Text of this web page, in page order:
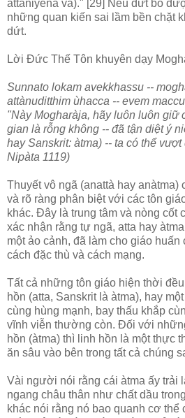
attaniyena và)." [29] Nếu dứt bỏ
những quan kiến sai lầm bền chặt
dứt.
Lời Ðức Thế Tôn khuyên dạy
Sunnato lokam avekkhassu --
attànuditthim ùhacca -- evem
"Này Mogharàja, hãy luôn luôn giữ
gian là rỗng không -- đã tận diệt ý
hay Sanskrit: àtma) -- ta có thể
Nipàta 1119)
Thuyết vô ngã (anattà hay anàtma)
và rõ ràng phân biệt với các tôn
khác. Ðây là trung tâm và nòng cốt
xác nhận rằng tự ngã, atta hay
một ảo cảnh, đã làm cho giáo
cách đặc thù và cách mạng.
Tất cả những tôn giáo hiện thời
hồn (atta, Sanskrit là àtma), hay
cùng hùng mạnh, bay thấu khắp
vĩnh viễn thường còn. Ðối với
hồn (àtma) thì linh hồn là một thực
ăn sâu vào bên trong tất cả chúng
Vài người nói rằng cái àtma ấy trải
ngang châu thân như chất dầu
khác nói rằng nó bao quanh cơ